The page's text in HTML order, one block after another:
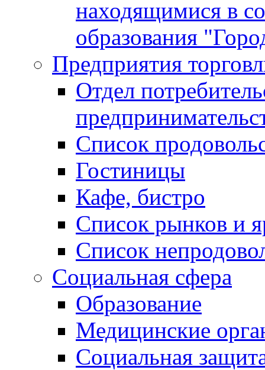
находящимися в
образования
Предприятия
Отдел
Список
Гостиницы
Кафе, бистро
Cписок рынков и
Список
Социальная сфера
Образование
Медицинские
Социальная